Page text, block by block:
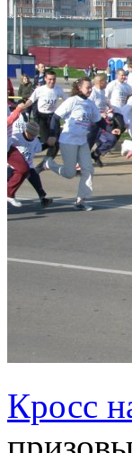
Кросс